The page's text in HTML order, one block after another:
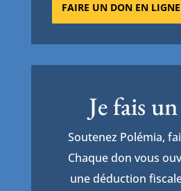
FAIRE UN DON EN LIGNE
Je fais
Soutenez Polémia,
Chaque don vous
une déduction